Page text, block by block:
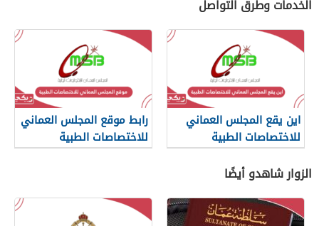
الخدمات وطرق التواصل
اين يقع المجلس العماني
للاختصاصات الطبية
رابط موقع المجلس العماني
للاختصاصات الطبية
الزوار شاهدو أيضًا